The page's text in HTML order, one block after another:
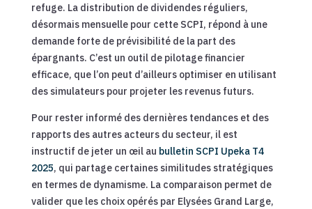
refuge. La distribution de dividendes réguliers,
désormais mensuelle pour cette SCPI, répond à une
demande forte de prévisibilité de la part des
épargnants. C’est un outil de pilotage financier
efficace, que l’on peut d’ailleurs optimiser en utilisant
des simulateurs pour projeter les revenus futurs.
Pour rester informé des dernières tendances et des
rapports des autres acteurs du secteur, il est
instructif de jeter un œil au bulletin SCPI Upeka T4
2025, qui partage certaines similitudes stratégiques
en termes de dynamisme. La comparaison permet de
valider que les choix opérés par Elysées Grand Large,